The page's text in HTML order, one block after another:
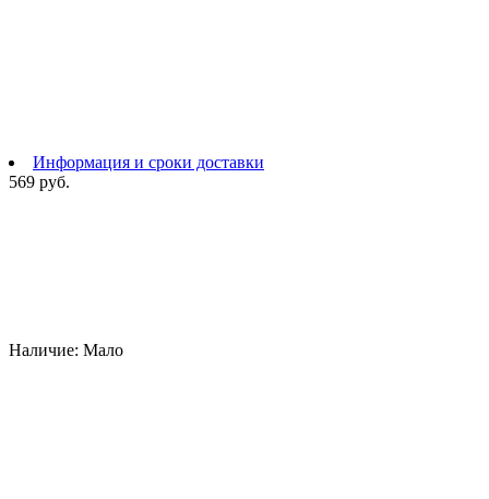
Информация и сроки доставки
569 руб.
Наличие: Мало